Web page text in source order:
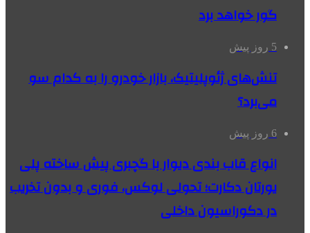
گور خواهد برد
5 روز پیش
تنش‌های ژئوپلیتیک، بازار خودرو را به کدام سو
می‌برد؟
6 روز پیش
انواع قاب بندی دیوار با گچبری پیش ساخته پلی
یورتان دکارت؛ تحولی لوکس، فوری و بدون تخریب
در دکوراسیون داخلی